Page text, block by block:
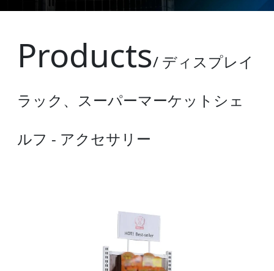
Products/ ディスプレイ
ラック、スーパーマーケットシェ
ルフ - アクセサリー